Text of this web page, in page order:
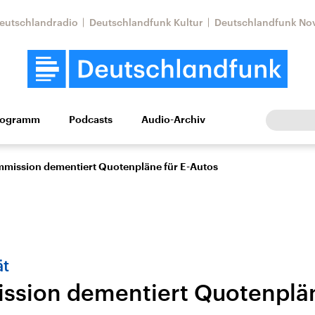
Deutschlandfunk Kultur Deutschlandfunk
Wissen Kultur Europa
Nahostkonflikt
Iran
Aktuelle Lage und
Podcasts Audio-Archiv
dementiert Quotenpläne für E-Autos
dementiert